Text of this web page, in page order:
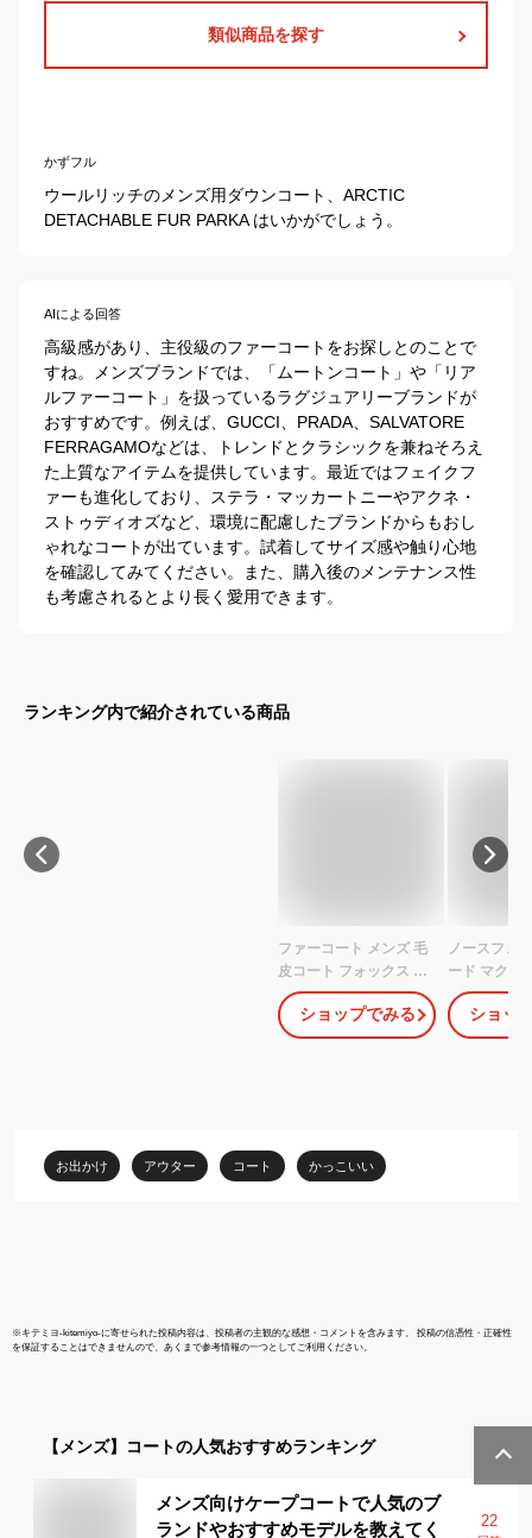
類似商品を探す
かずフル
ウールリッチのメンズ用ダウンコート、ARCTIC
DETACHABLE FUR PARKA はいかがでしょう。
AIによる回答
高級感があり、主役級のファーコートをお探しとのことで
すね。メンズブランドでは、「ムートンコート」や「リア
ルファーコート」を扱っているラグジュアリーブランドが
おすすめです。例えば、GUCCI、PRADA、SALVATORE
FERRAGAMOなどは、トレンドとクラシックを兼ねそろえ
た上質なアイテムを提供しています。最近ではフェイクフ
ァーも進化しており、ステラ・マッカートニーやアクネ・
ストゥディオズなど、環境に配慮したブランドからもおし
ゃれなコートが出ています。試着してサイズ感や触り心地
を確認してみてください。また、購入後のメンテナンス性
も考慮されるとより長く愛用できます。
ランキング内で紹介されている商品
ファーコート メンズ 毛
皮コート フォックス ロ
ッグコート フェイクフ
ァー メンズコート アウ
ター 高級 厚手 おしゃれ
ショップでみる
ノースフェ
ード マクマ
THE
MEN'S
PARKA マ
ショッ
お出かけ アウター コート かっこいい
※キテミヨ-kitemiyo-に寄せられた投稿内容は、投稿者の主観的な感想・コメントを含みます。 投稿の信憑性・正確性
を保証することはできませんので、あくまで参考情報の一つとしてご利用ください。
【メンズ】 コートの人気おすすめランキング
メンズ向けケープコートで人気のブ
ランドやおすすめモデルを教えてく
22